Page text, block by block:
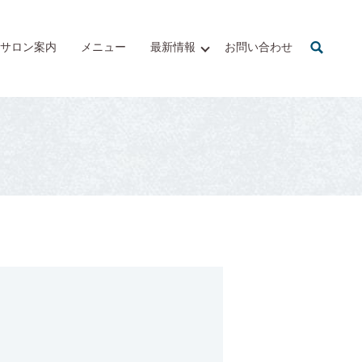
サロン案内 メニュー 最新情報 お問い合わせ